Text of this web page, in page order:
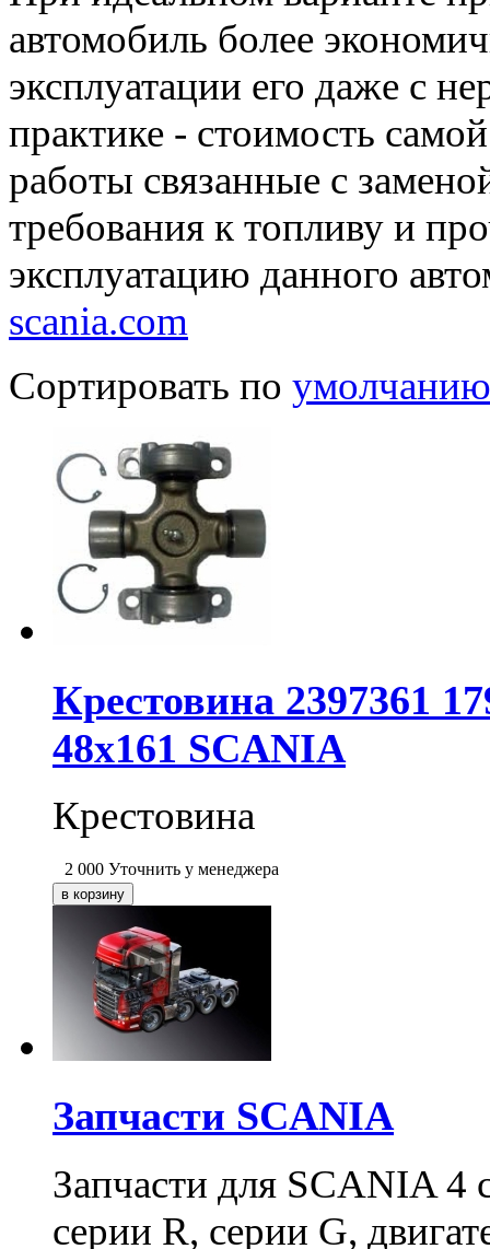
автомобиль более
эксплуатации его даже с
практике - стоимость
работы связанные с
требования к топливу и
эксплуатацию данного
scania.com
Сортировать по умолчанию
Крестовина 2397361
48х161 SCANIA
Крестовина
2 000 Уточнить у менеджера
Запчасти SCANIA
Запчасти для SCANIA 4
серии R, серии G,